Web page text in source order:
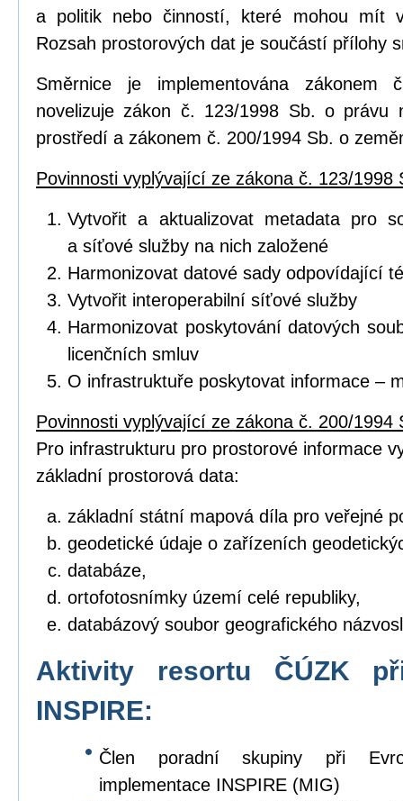
a politik nebo činností, které mohou mít
Rozsah prostorových dat je součástí přílohy
Směrnice je implementována
novelizuje zákon č. 123/1998 Sb. o právu
prostředí a zákonem č. 200/1994 Sb. o
Povinnosti vyplývající ze zákona č. 123/1998
Vytvořit a aktualizovat metadata pro
a síťové služby na nich založené
Harmonizovat datové sady odpovídající
Vytvořit interoperabilní síťové služby
Harmonizovat poskytování datových
licenčních smluv
O infrastruktuře poskytovat informace –
Povinnosti vyplývající ze zákona č. 200/1994
Pro infrastrukturu pro prostorové informace
základní prostorová data:
základní státní mapová díla pro veřejné
geodetické údaje o zařízeních
databáze,
ortofotosnímky území celé republiky,
databázový soubor geografického
Aktivity resortu ČÚZK
INSPIRE:
Člen poradní skupiny při
implementace INSPIRE (MIG)